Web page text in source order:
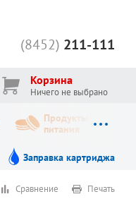
(8452) 211-111
Корзина
Ничего не выбрано
Продукты
питания
Заправка картриджа
Сравнение Печать